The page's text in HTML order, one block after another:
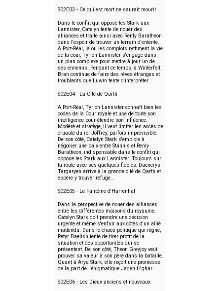
S02E03 - Ce qui est mort ne saurait mourir
Dans le conflit qui oppose les Stark aux
Lannister, Catelyn tente de nouer des
alliances et traite ainsi avec Renly Baratheon
dans l'espoir de trouver un terrain d'entente.
A Port-Réal, là où les complots rythment la vie
de la cour, Tyrion Lannister s'engage dans
un plan complexe pour mettre à jour un de
ses ennemis. Pendant ce temps, à Winterfell,
Bran continue de faire des rêves étranges et
troublants que Luwin tente d'interpréter...
S02E04 - La Cité de Qarth
A Port-Réal, Tyrion Lannister connaît bien les
codes de la Cour royale et use de toute son
intelligence pour étendre son influence.
Modéré et stratège, il veut limiter les accès de
cruauté du roi Joffrey, parfois imprévisible.
De son côté, Catelyn Stark s'emploie à
négocier une paix entre Stannis et Renly
Baratheon, indispensable dans le conflit qui
oppose les Stark aux Lannister. Toujours sur
la route avec ses quelques fidèles, Daenerys
Targaryen arrive à la grande cité de Qarth et
espère y trouver refuge...
S02E05 - Le Fantôme d'Harrenhal
Dans la perspective de nouer des alliances
entre les différentes maisons du royaume,
Catelyn Stark doit prendre une décision
urgente et même s'enfuir aux côtés d'un allié
inattendu. Dans le chaos politique qui règne,
Petyr Baelish tente de tirer profit de la
situation et des opportunités qui se
présentent. De son côté, Theon Greyjoy veut
prouver sa valeur à son père dans la bataille.
Quant à Arya Stark, elle reçoit une promesse
de la part de l'énigmatique Jaqen H'ghar...
S02E06 - Les Dieux anciens et nouveaux